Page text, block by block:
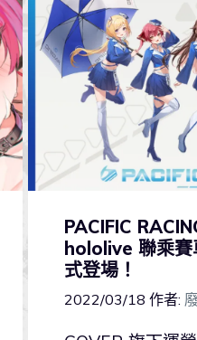
PACIFIC
hololive 聯乘賽
式登場！
2022/03/18 作者: